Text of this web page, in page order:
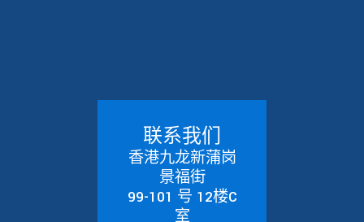
联系我们
香港九龙新蒲岗
景福街
99-101 号 12楼C
室